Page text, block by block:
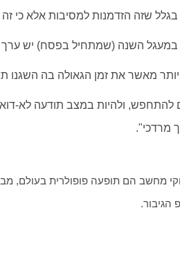
בגלל שזה הזדמנות למסיבות אלא כי
השנה (שמתחיל בפסח) יש ערך
מאשר את זמן הגאולה בה השגנו
להתחפש, ולהיות במצב תודעה לא-
מרדכי".
מחשב הם תופעה פופולרית בעולם,
הגיבור.